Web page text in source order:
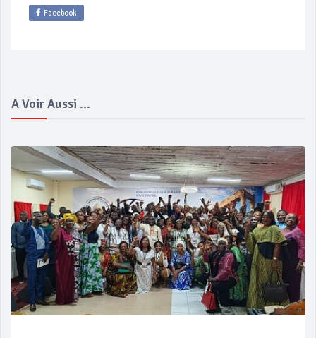
Facebook
A Voir Aussi ...